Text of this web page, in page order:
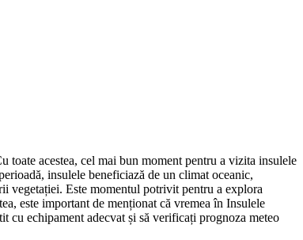
acestea, cel mai bun moment pentru a vizita insulele
insulele beneficiază de un climat oceanic,
vegetației. Este momentul potrivit pentru a explora
este important de menționat că vremea în Insulele
cu echipament adecvat și să verificați prognoza meteo